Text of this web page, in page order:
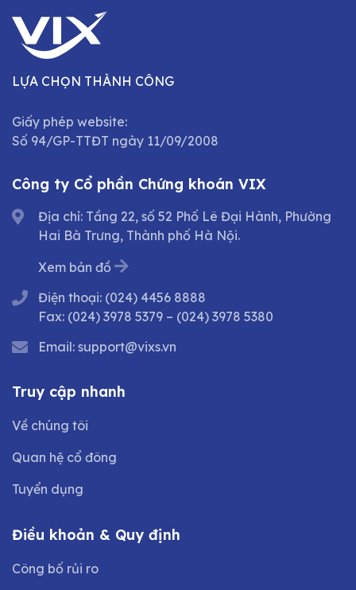
LỰA CHỌN THÀNH CÔNG
Giấy phép website:
Số 94/GP-TTĐT ngày 11/09/2008
Công ty Cổ phần Chứng khoán VIX
Địa chỉ: Tầng 22, số 52 Phố Lê Đại Hành, Phường
Hai Bà Trưng, Thành phố Hà Nội.
Xem bản đồ
Điện thoại: (024) 4456 8888
Fax: (024) 3978 5379 – (024) 3978 5380
Email: support@vixs.vn
Truy cập nhanh
Về chúng tôi
Quan hệ cổ đông
Tuyển dụng
Điều khoản & Quy định
Công bố rủi ro